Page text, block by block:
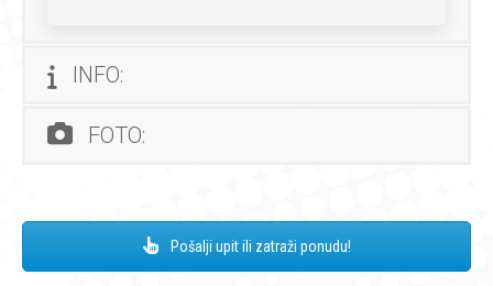
INFO:
FOTO:
Pošalji upit ili zatraži ponudu!